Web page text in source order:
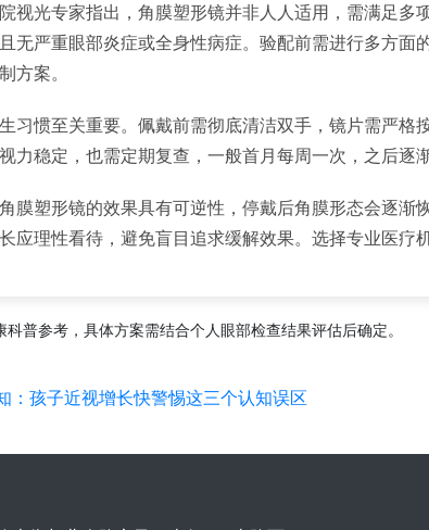
视光专家指出，角膜塑形镜并非人人适用，需满足
无严重眼部炎症或全身性病症。验配前需进行多方
方案。
习惯至关重要。佩戴前需彻底清洁双手，镜片需严
力稳定，也需定期复查，一般首月每周一次，之后逐
膜塑形镜的效果具有可逆性，停戴后角膜形态会逐
应理性看待，避免盲目追求缓解效果。选择专业医疗
普参考，具体方案需结合个人眼部检查结果评估后确定。
：孩子近视增长快警惕这三个认知误区